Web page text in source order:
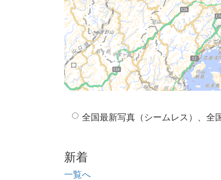
全国最新写真（シームレス）、全
新着
一覧へ